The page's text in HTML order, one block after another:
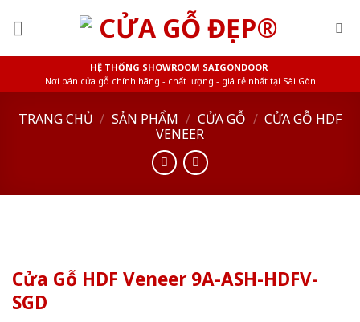
HỆ THỐNG SHOWROOM SAIGONDOOR
Nơi bán cửa gỗ chính hãng - chất lượng - giá rẻ nhất tại Sài Gòn
TRANG CHỦ / SẢN PHẨM / CỬA GỖ / CỬA GỖ HDF
VENEER
Cửa Gỗ HDF Veneer 9A-ASH-HDFV-
SGD